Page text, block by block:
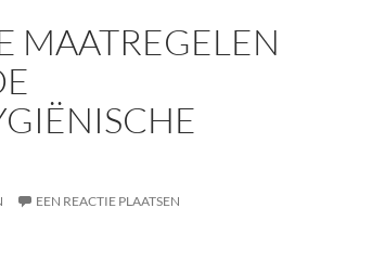
MAATREGELEN
EEN REACTIE PLAATSEN